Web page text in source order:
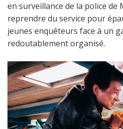
en surveillance de la police de
reprendre du service pour
jeunes enquêteurs face à un
redoutablement organisé.